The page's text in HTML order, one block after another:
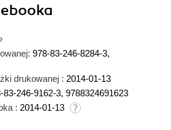
ebooka
978-83-246-8284-3,
drukowanej : 2014-01-13
83-246-9162-3, 9788324691623
: 2014-01-13